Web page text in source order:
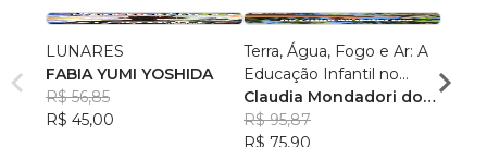
LUNARES
FABIA YUMI YOSHIDA
R$ 56,85
R$ 45,00
Terra, Água, Fogo e Ar: A
Educação Infantil no
ritmo da natureza
Claudia Mondadori dos
Santos, +2
R$ 95,87
R$